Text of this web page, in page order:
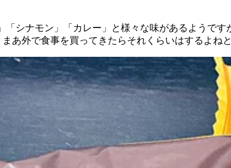
シナモン」「カレー」と様々な味があるようで
あ外で食事を買ってきたらそれくらいはするよね